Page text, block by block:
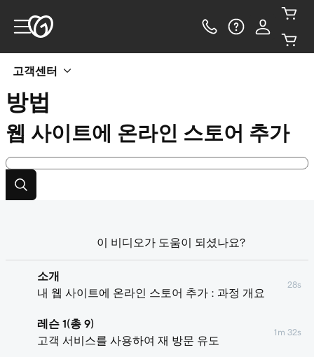
고객센터
방법
웹 사이트에 온라인 스토어 추가
소개
내 웹 사이트에 온라인 스토어 추가 : 과정 개요
28s
레슨 1(총 9)
고객 서비스를 사용하여 재 방문 유도
1m 32s
이 비디오가 도움이 되셨나요?